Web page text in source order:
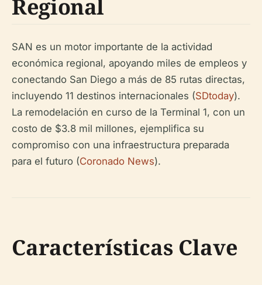
Regional
SAN es un motor importante de la actividad
económica regional, apoyando miles de empleos y
conectando San Diego a más de 85 rutas directas,
incluyendo 11 destinos internacionales (SDtoday).
La remodelación en curso de la Terminal 1, con un
costo de $3.8 mil millones, ejemplifica su
compromiso con una infraestructura preparada
para el futuro (Coronado News).
Características Clave